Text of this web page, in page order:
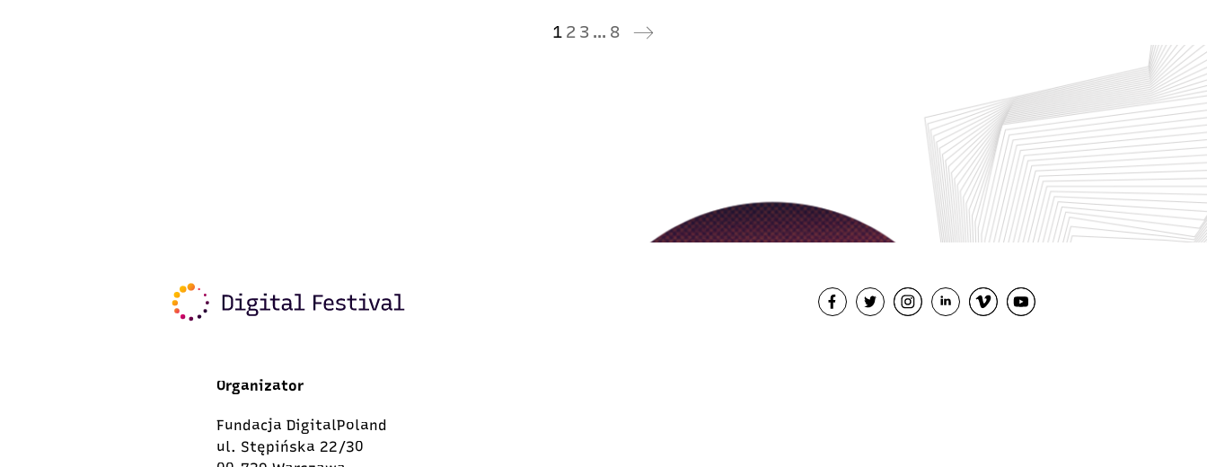
1 2 3 … 8
Organizator
Fundacja DigitalPoland
ul. Stępińska 22/30